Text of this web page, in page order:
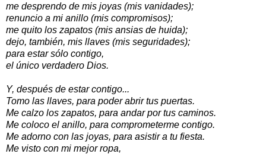
me desprendo de mis joyas (mis vanidades);
renuncio a mi anillo (mis compromisos);
me quito los zapatos (mis ansias de huida);
dejo, también, mis llaves (mis seguridades);
para estar sólo contigo,
el único verdadero Dios.
Y, después de estar contigo...
Tomo las llaves, para poder abrir tus puertas.
Me calzo los zapatos, para andar por tus caminos.
Me coloco el anillo, para comprometerme contigo.
Me adorno con las joyas, para asistir a tu fiesta.
Me visto con mi mejor ropa,